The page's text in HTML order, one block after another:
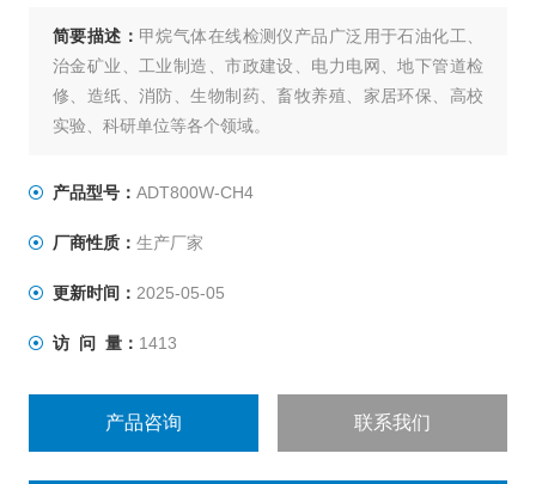
简要描述： 甲烷气体在线检测仪产品广泛用于石油化工、
治金矿业、工业制造、市政建设、电力电网、地下管道检
修、造纸、消防、生物制药、畜牧养殖、家居环保、高校
实验、科研单位等各个领域。
产品型号： ADT800W-CH4
厂商性质： 生产厂家
更新时间： 2025-05-05
访 问 量： 1413
产品咨询 联系我们